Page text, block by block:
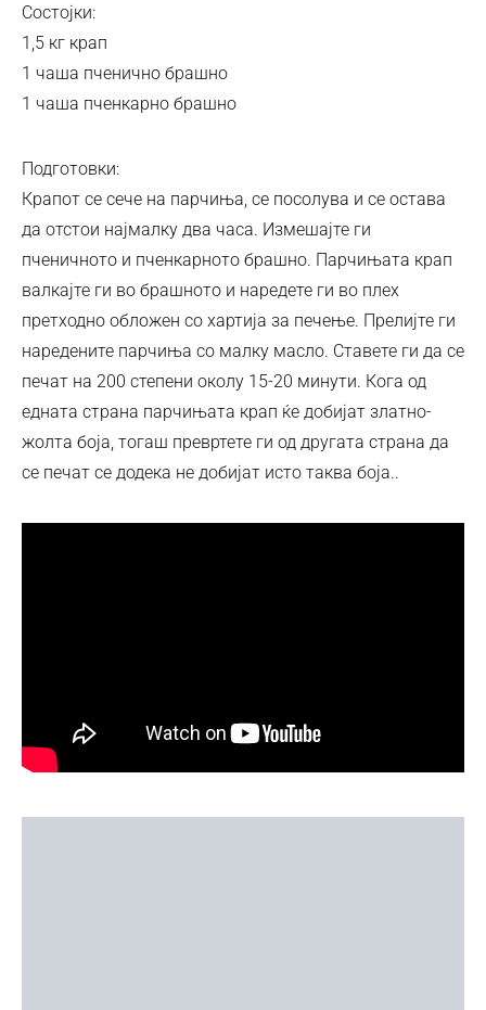
Состојки:
1,5 кг крап
1 чаша пченично брашно
1 чаша пченкарно брашно
Подготовки:
Крапот се сече на парчиња, се посолува и се остава
да отстои најмалку два часа. Измешајте ги
пченичното и пченкарното брашно. Парчињата крап
валкајте ги во брашното и наредете ги во плех
претходно обложен со хартија за печење. Прелијте ги
наредените парчиња со малку масло. Ставете ги да се
печат на 200 степени околу 15-20 минути. Кога од
едната страна парчињата крап ќе добијат златно-
жолта боја, тогаш превртете ги од другата страна да
се печат се додека не добијат исто таква боја..